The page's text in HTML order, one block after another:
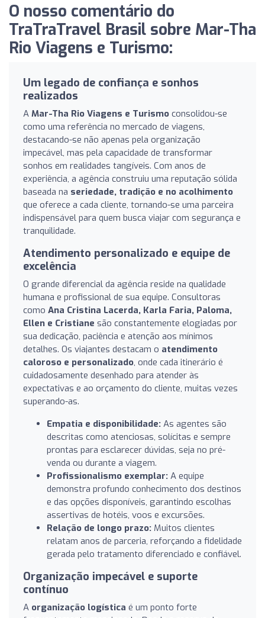
O nosso comentário do
TraTraTravel Brasil sobre Mar-Tha
Rio Viagens e Turismo:
Um legado de confiança e sonhos
realizados
A Mar-Tha Rio Viagens e Turismo consolidou-se
como uma referência no mercado de viagens,
destacando-se não apenas pela organização
impecável, mas pela capacidade de transformar
sonhos em realidades tangíveis. Com anos de
experiência, a agência construiu uma reputação sólida
baseada na seriedade, tradição e no acolhimento
que oferece a cada cliente, tornando-se uma parceira
indispensável para quem busca viajar com segurança e
tranquilidade.
Atendimento personalizado e equipe de
excelência
O grande diferencial da agência reside na qualidade
humana e profissional de sua equipe. Consultoras
como Ana Cristina Lacerda, Karla Faria, Paloma,
Ellen e Cristiane são constantemente elogiadas por
sua dedicação, paciência e atenção aos mínimos
detalhes. Os viajantes destacam o atendimento
caloroso e personalizado, onde cada itinerário é
cuidadosamente desenhado para atender às
expectativas e ao orçamento do cliente, muitas vezes
superando-as.
Empatia e disponibilidade: As agentes são
descritas como atenciosas, solícitas e sempre
prontas para esclarecer dúvidas, seja no pré-
venda ou durante a viagem.
Profissionalismo exemplar: A equipe
demonstra profundo conhecimento dos destinos
e das opções disponíveis, garantindo escolhas
assertivas de hotéis, voos e excursões.
Relação de longo prazo: Muitos clientes
relatam anos de parceria, reforçando a fidelidade
gerada pelo tratamento diferenciado e confiável.
Organização impecável e suporte
contínuo
A organização logística é um ponto forte